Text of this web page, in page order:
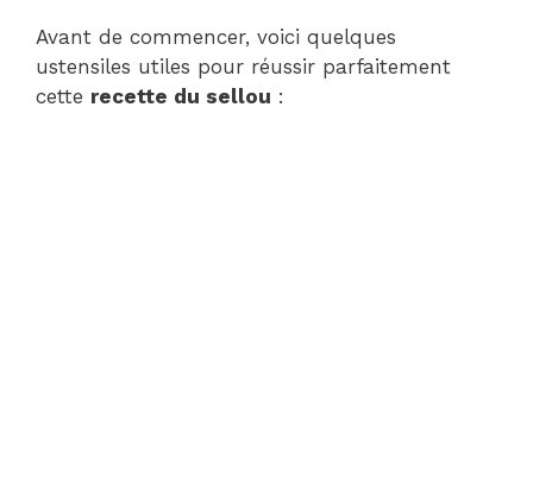
Avant de commencer, voici quelques
ustensiles utiles pour réussir parfaitement
cette recette du sellou :